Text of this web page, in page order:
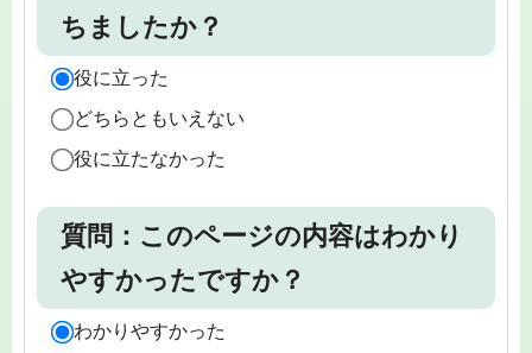
ちましたか？
役に立った
どちらともいえない
役に立たなかった
質問：このページの内容はわかり
やすかったですか？
わかりやすかった